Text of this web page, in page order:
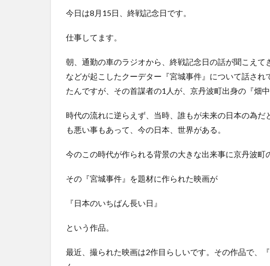
今日は8月15日、終戦記念日です。
仕事してます。
朝、通勤の車のラジオから、終戦記念日の話が聞こえ
などが起こしたクーデター『宮城事件』について話さ
たんですが、その首謀者の1人が、京丹波町出身の『畑
時代の流れに逆らえず、当時、誰もが未来の日本の為
も悪い事もあって、今の日本、世界がある。
今のこの時代が作られる背景の大きな出来事に京丹波町
その『宮城事件』を題材に作られた映画が
『日本のいちばん長い日』
という作品。
最近、撮られた映画は2作目らしいです。その作品で、